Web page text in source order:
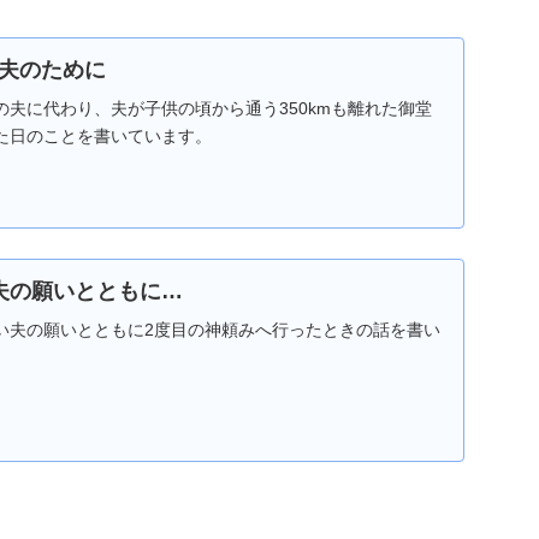
のために
夫に代わり、夫が子供の頃から通う350kmも離れた御堂
のことを書いています。
の願いとともに…
夫の願いとともに2度目の神頼みへ行ったときの話を書い